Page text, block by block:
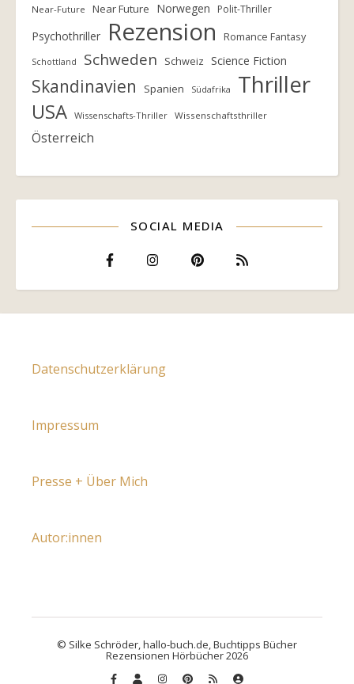
Near-Future Near Future Norwegen Polit-Thriller
Psychothriller Rezension Romance Fantasy
Schottland Schweden Schweiz Science Fiction
Skandinavien Spanien Südafrika Thriller
USA Wissenschafts-Thriller Wissenschaftsthriller
Österreich
SOCIAL MEDIA
Datenschutzerklärung
Impressum
Presse + Über Mich
Autor:innen
© Silke Schröder, hallo-buch.de, Buchtipps Bücher
Rezensionen Hörbücher 2026